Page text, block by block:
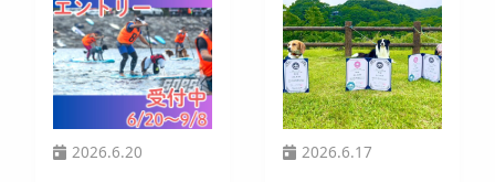
2026.6.20 2026.6.17